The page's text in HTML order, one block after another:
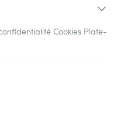
Cookies Plate-